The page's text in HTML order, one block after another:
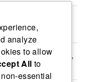
Tietoturva,
Asynkronisuus,
analyze
to allow
All to
essential